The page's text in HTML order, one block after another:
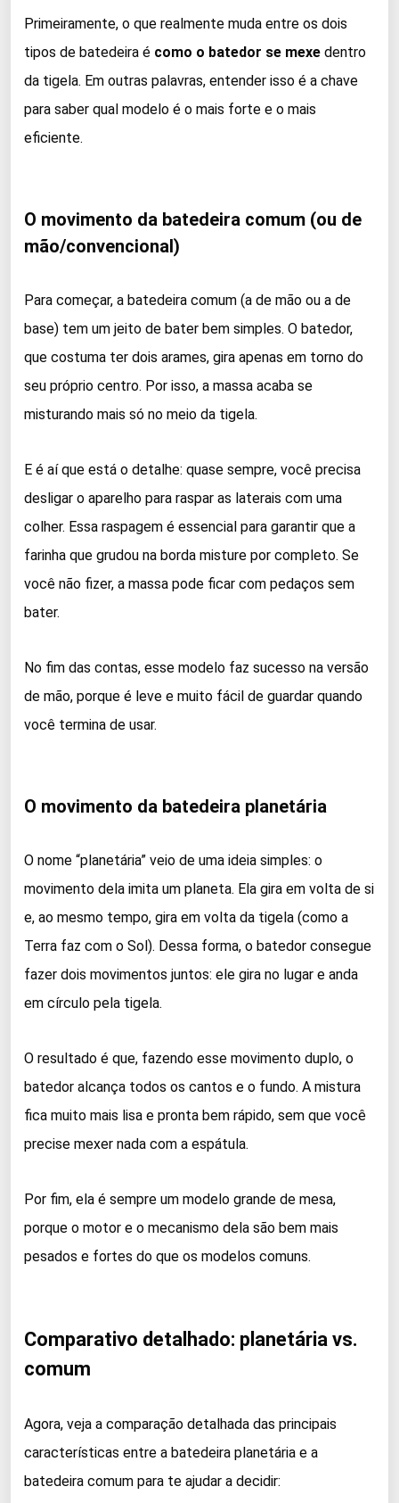
Primeiramente, o que realmente muda entre os dois
tipos de batedeira é como o batedor se mexe dentro
da tigela. Em outras palavras, entender isso é a chave
para saber qual modelo é o mais forte e o mais
eficiente.
O movimento da batedeira comum (ou de
mão/convencional)
Para começar, a batedeira comum (a de mão ou a de
base) tem um jeito de bater bem simples. O batedor,
que costuma ter dois arames, gira apenas em torno do
seu próprio centro. Por isso, a massa acaba se
misturando mais só no meio da tigela.
E é aí que está o detalhe: quase sempre, você precisa
desligar o aparelho para raspar as laterais com uma
colher. Essa raspagem é essencial para garantir que a
farinha que grudou na borda misture por completo. Se
você não fizer, a massa pode ficar com pedaços sem
bater.
No fim das contas, esse modelo faz sucesso na versão
de mão, porque é leve e muito fácil de guardar quando
você termina de usar.
O movimento da batedeira planetária
O nome “planetária” veio de uma ideia simples: o
movimento dela imita um planeta. Ela gira em volta de si
e, ao mesmo tempo, gira em volta da tigela (como a
Terra faz com o Sol). Dessa forma, o batedor consegue
fazer dois movimentos juntos: ele gira no lugar e anda
em círculo pela tigela.
O resultado é que, fazendo esse movimento duplo, o
batedor alcança todos os cantos e o fundo. A mistura
fica muito mais lisa e pronta bem rápido, sem que você
precise mexer nada com a espátula.
Por fim, ela é sempre um modelo grande de mesa,
porque o motor e o mecanismo dela são bem mais
pesados e fortes do que os modelos comuns.
Comparativo detalhado: planetária vs.
comum
Agora, veja a comparação detalhada das principais
características entre a batedeira planetária e a
batedeira comum para te ajudar a decidir: